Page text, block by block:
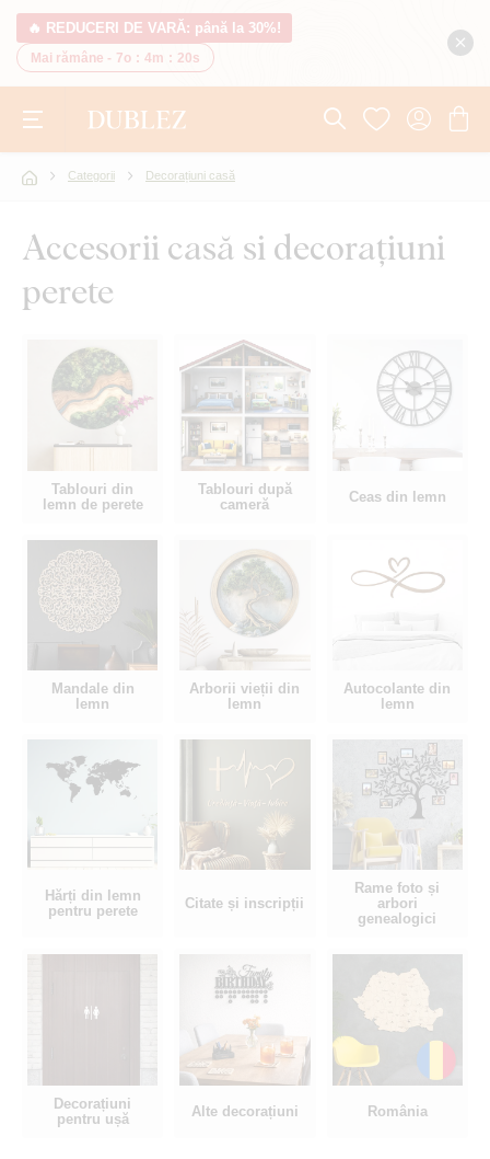
🔥 REDUCERI DE VARĂ: până la 30%!
Mai rămâne - 7o : 4m : 19s
Categorii Decorațiuni casă
Accesorii casă si decorațiuni
perete
Tablouri din
lemn de perete
Tablouri după
cameră
Ceas din lemn
Mandale din
lemn
Arborii vieții din
lemn
Autocolante din
lemn
Hărți din lemn
pentru perete
Citate și inscripții
Rame foto și
arbori
genealogici
Decorațiuni
pentru ușă
Alte decorațiuni România